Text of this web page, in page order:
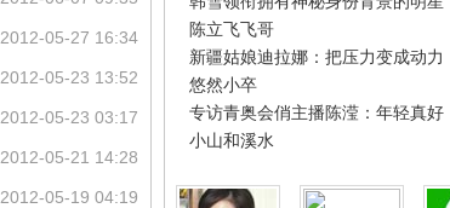
陈立飞飞哥
新疆姑娘迪拉娜：把压力变成动力
悠然小卒
专访青奥会俏主播陈滢：年轻真好
小山和溪水
2012-05-27 16:34
2012-05-23 13:52
2012-05-23 03:17
2012-05-21 14:28
2012-05-19 04:19